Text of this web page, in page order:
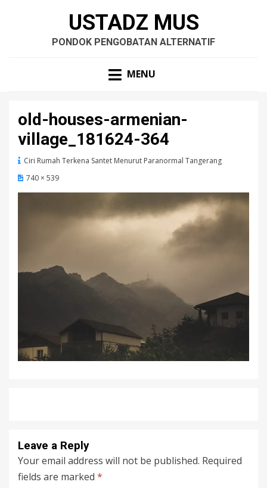
USTADZ MUS
PONDOK PENGOBATAN ALTERNATIF
MENU
old-houses-armenian-
village_181624-364
Ciri Rumah Terkena Santet Menurut Paranormal Tangerang
740 × 539
Leave a Reply
Your email address will not be published. Required
fields are marked *